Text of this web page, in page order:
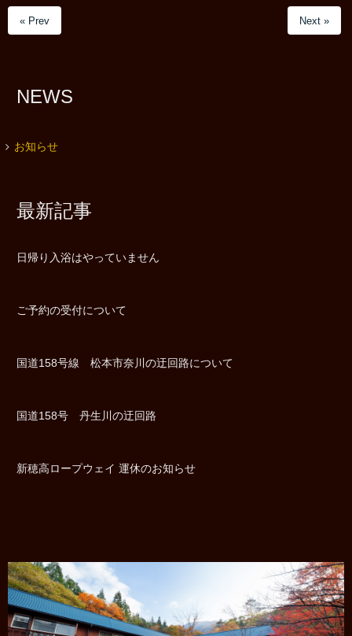
« Prev Next »
NEWS
お知らせ
最新記事
日帰り入浴はやっていません
ご予約の受付について
国道158号線 松本市奈川の迂回路について
国道158号 丹生川の迂回路
新穂高ロープウェイ 運休のお知らせ